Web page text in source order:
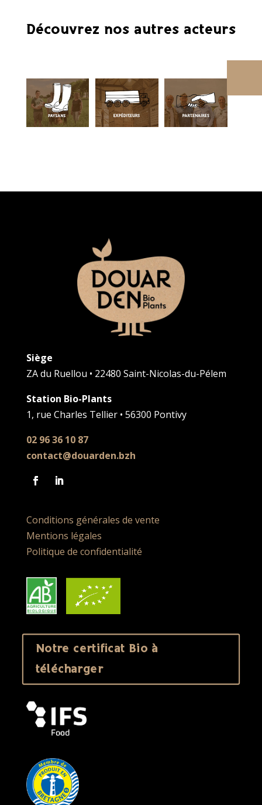
Découvrez nos autres acteurs
Siège
ZA du Ruellou • 22480 Saint-Nicolas-du-Pélem
Station Bio-Plants
1, rue Charles Tellier • 56300 Pontivy
02 96 36 10 87
contact@douarden.bzh
Conditions générales de vente
Mentions légales
Politique de confidentialité
Notre certificat Bio à
télécharger